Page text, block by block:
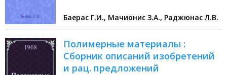
Баерас Г.И., Мачионис З.А., Раджюнас Л.В.
Полимерные материалы :
Сборник описаний изобретений
и рац. предложений